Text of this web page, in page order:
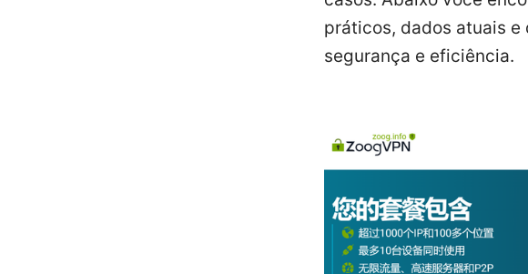
práticos, dados atuais
segurança e eficiência.